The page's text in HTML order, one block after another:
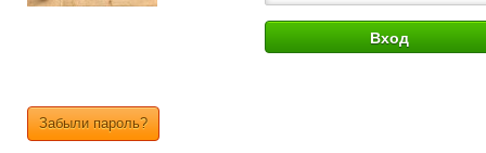
Забыли пароль?